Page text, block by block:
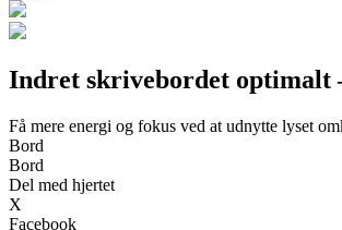
Indret skrivebordet optimalt
Få mere energi og fokus ved at udnytte lyset
Bord
Bord
Del med hjertet
X
Facebook